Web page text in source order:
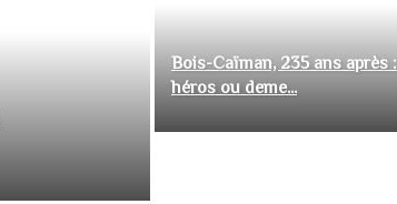
Bois-Caïman, 235 ans après
héros ou deme...